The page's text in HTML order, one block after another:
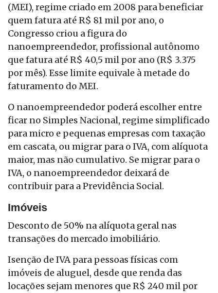
(MEI), regime criado em 2008 para beneficiar
quem fatura até R$ 81 mil por ano, o
Congresso criou a figura do
nanoempreendedor, profissional autônomo
que fatura até R$ 40,5 mil por ano (R$ 3.375
por mês). Esse limite equivale à metade do
faturamento do MEI.
O nanoempreendedor poderá escolher entre
ficar no Simples Nacional, regime simplificado
para micro e pequenas empresas com taxação
em cascata, ou migrar para o IVA, com alíquota
maior, mas não cumulativo. Se migrar para o
IVA, o nanoempreendedor deixará de
contribuir para a Previdência Social.
Imóveis
Desconto de 50% na alíquota geral nas
transações do mercado imobiliário.
Isenção de IVA para pessoas físicas com
imóveis de aluguel, desde que renda das
locações sejam menores que R$ 240 mil por